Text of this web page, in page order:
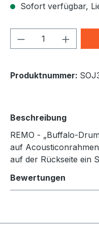
Sofort verfügbar,
Produkt
Produktnummer:
Beschreibung
REMO - „Buffalo-
auf
auf der Rückseite ein
Bewertungen